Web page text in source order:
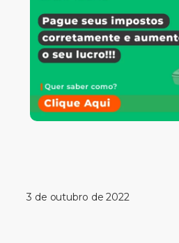
3 de outubro de 2022